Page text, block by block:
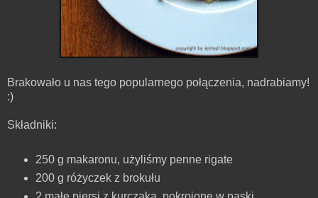
Brakowało u nas tego popularnego połączenia, nadrabiamy!
:)
Składniki:
250 g makaronu, użyliśmy penne rigate
200 g różyczek z brokułu